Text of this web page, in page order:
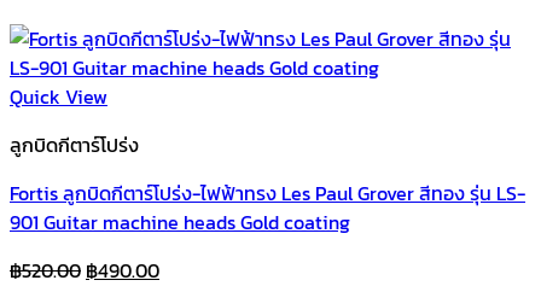
Quick View
ลูกบิดกีตาร์โปร่ง
Fortis ลูกบิดกีตาร์โปร่ง-ไฟฟ้าทรง Les Paul Grover สีทอง รุ่น LS-
901 Guitar machine heads Gold coating
฿520.00 Original
฿490.00Current